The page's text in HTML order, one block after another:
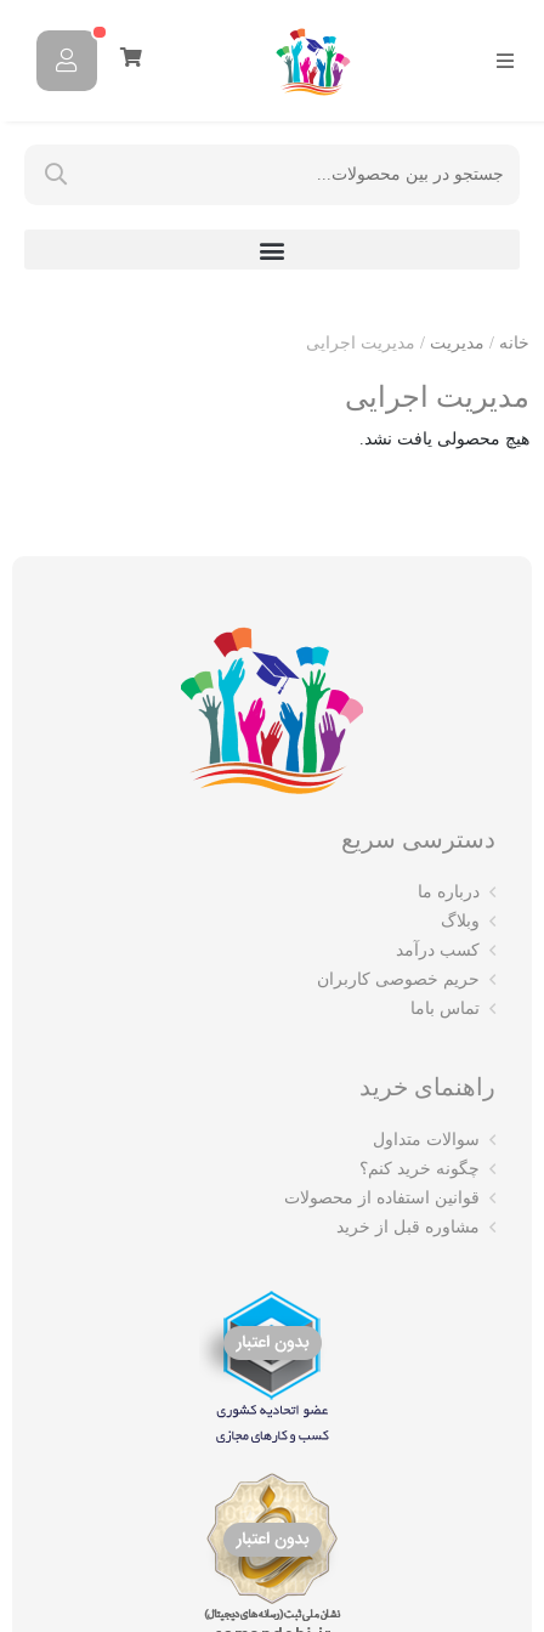
خانه / مدیریت / مدیریت اجرایی
مدیریت اجرایی
هیچ محصولی یافت نشد.
دسترسی سریع
درباره ما
وبلاگ
کسب درآمد
حریم خصوصی کاربران
تماس باما
راهنمای خرید
سوالات متداول
چگونه خرید کنم؟
قوانین استفاده از محصولات
مشاوره قبل از خرید